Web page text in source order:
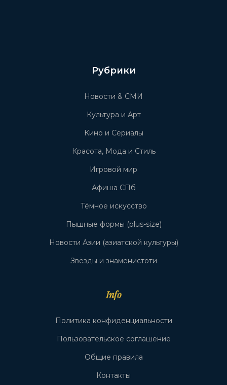
Рубрики
Новости & СМИ
Культура и Арт
Кино и Сериалы
Красота, Мода и Стиль
Игровой мир
Афиша СПб
Тёмное искусство
Пышные формы (plus-size)
Новости Азии (азиатской культуры)
Звёзды и знаменистоти
Info
Политика конфиденциальности
Пользовательское соглашение
Общие правила
Контакты